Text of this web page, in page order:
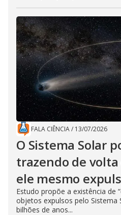
FALA CIÊNCIA/ 13/07/2026
O Sistema Solar
trazendo de
ele mesmo
Estudo propõe a existência de
objetos expulsos pelo
bilhões de anos...